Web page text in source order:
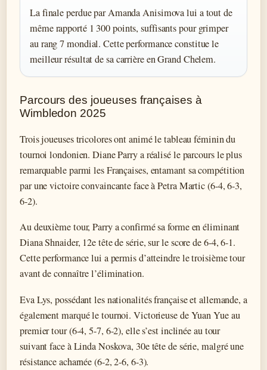
La finale perdue par Amanda Anisimova lui a tout de
même rapporté 1 300 points, suffisants pour grimper
au rang 7 mondial. Cette performance constitue le
meilleur résultat de sa carrière en Grand Chelem.
Parcours des joueuses françaises à
Wimbledon 2025
Trois joueuses tricolores ont animé le tableau féminin du
tournoi londonien. Diane Parry a réalisé le parcours le plus
remarquable parmi les Françaises, entamant sa compétition
par une victoire convaincante face à Petra Martic (6-4, 6-3,
6-2).
Au deuxième tour, Parry a confirmé sa forme en éliminant
Diana Shnaider, 12e tête de série, sur le score de 6-4, 6-1.
Cette performance lui a permis d’atteindre le troisième tour
avant de connaître l’élimination.
Eva Lys, possédant les nationalités française et allemande, a
également marqué le tournoi. Victorieuse de Yuan Yue au
premier tour (6-4, 5-7, 6-2), elle s’est inclinée au tour
suivant face à Linda Noskova, 30e tête de série, malgré une
résistance acharnée (6-2, 2-6, 6-3).